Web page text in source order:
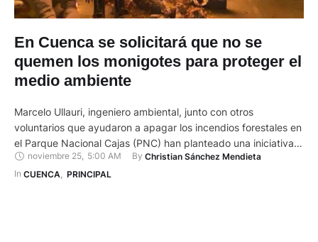
En Cuenca se solicitará que no se
quemen los monigotes para proteger el
medio ambiente
Marcelo Ullauri, ingeniero ambiental, junto con otros
voluntarios que ayudaron a apagar los incendios forestales en
el Parque Nacional Cajas (PNC) han planteado una iniciativa
para evitar la quema de monigotes este fin de año para
prevenir más contaminación al medio ambiente en Cuenca.
noviembre 25, 5:00 AM By Christian Sánchez Mendieta
In CUENCA PRINCIPAL